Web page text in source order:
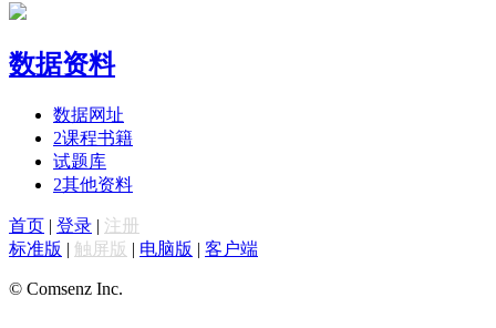
数据资料
数据网址
2课程书籍
试题库
2其他资料
首页 | 登录 | 注册
标准版 | 触屏版 | 电脑版 | 客户端
© Comsenz Inc.